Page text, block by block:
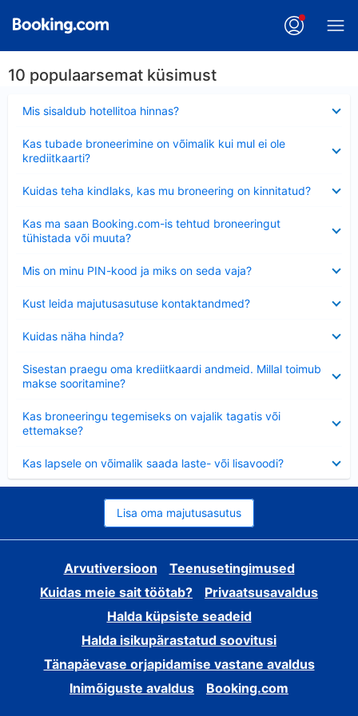
10 populaarsemat küsimust
Mis sisaldub hotellitoa hinnas?
Kas tubade broneerimine on võimalik kui mul ei ole
krediitkaarti?
Kuidas teha kindlaks, kas mu broneering on kinnitatud?
Kas ma saan Booking.com-is tehtud broneeringut
tühistada või muuta?
Mis on minu PIN-kood ja miks on seda vaja?
Kust leida majutusasutuse kontaktandmed?
Kuidas näha hinda?
Sisestan praegu oma krediitkaardi andmeid. Millal toimub
makse sooritamine?
Kas broneeringu tegemiseks on vajalik tagatis või
ettemakse?
Kas lapsele on võimalik saada laste- või lisavoodi?
Lisa oma majutusasutus
Arvutiversioon
Teenusetingimused
Kuidas meie sait töötab?
Privaatsusavaldus
Halda küpsiste seadeid
Halda isikupärastatud soovitusi
Tänapäevase orjapidamise vastane avaldus
Inimõiguste avaldus
Booking.com